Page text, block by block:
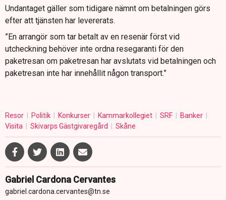
Undantaget gäller som tidigare nämnt om betalningen görs
efter att tjänsten har levererats.
”En arrangör som tar betalt av en resenär först vid
utcheckning behöver inte ordna resegaranti för den
paketresan om paketresan har avslutats vid betalningen och
paketresan inte har innehållit någon transport.”
Resor Politik Konkurser Kammarkollegiet SRF
Banker
Visita
Skivarps Gästgivaregård Skåne
Gabriel Cardona Cervantes
gabriel.cardona.cervantes@tn.se